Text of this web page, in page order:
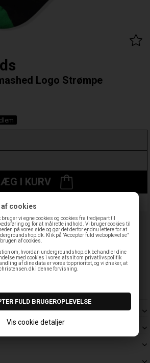
cookies
vi egne cookies og cookies fra tredjepart til
og for at målrette indhold. Vi bruger cookies til
på vores side og gør det derfor endnu lettere for at
Klik på "Accepter fuld weboplevelse"
af cookies.
om, hvordan undergroundshop.dk behandler dine
med cookies i vores afsnit om privatlivspolitik
af dine data er vores topprioritet, og vi ønsker, at
i denne forvisning.
Vis cookie detaljer
Logo Strømpe
I KURV
Leveringstid: 1-3 hverdage